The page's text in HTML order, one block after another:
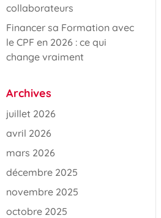
collaborateurs
Financer sa Formation avec
le CPF en 2026 : ce qui
change vraiment
Archives
juillet 2026
avril 2026
mars 2026
décembre 2025
novembre 2025
octobre 2025